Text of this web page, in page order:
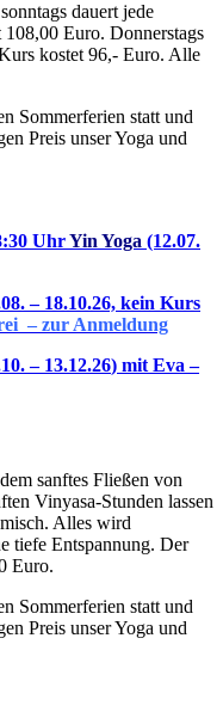
dauert jede
Euro. Donnerstags
kostet 96,- Euro. Alle
Sommerferien statt und
Preis unser Yoga und
UhrYin Yoga (12.07.
. – 18.10.26, kein Kurs
– zur Anmeldung
. – 13.12.26) mit Eva –
sanftes Fließen von
Vinyasa-Stunden lassen
Alles wird
tiefe Entspannung. Der
Euro.
Sommerferien statt und
Preis unser Yoga und